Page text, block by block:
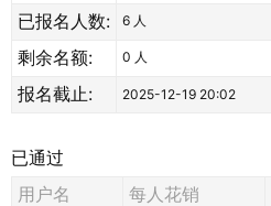
已报名人数: 6 人
剩余名额: 0 人
报名截止: 2025-12-19 20:02
已通过
用户名 每人花销